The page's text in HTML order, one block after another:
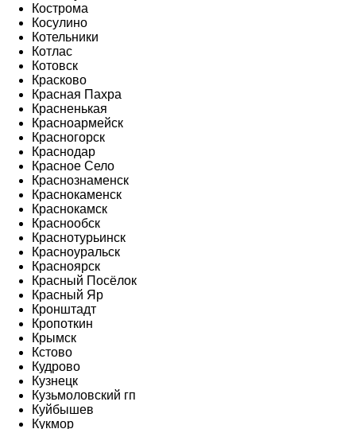
Кострома
Косулино
Котельники
Котлас
Котовск
Красково
Красная Пахра
Красненькая
Красноармейск
Красногорск
Краснодар
Красное Село
Краснознаменск
Краснокаменск
Краснокамск
Краснообск
Краснотурьинск
Красноуральск
Красноярск
Красный Посёлок
Красный Яр
Кронштадт
Кропоткин
Крымск
Кстово
Кудрово
Кузнецк
Кузьмоловский гп
Куйбышев
Кукмор